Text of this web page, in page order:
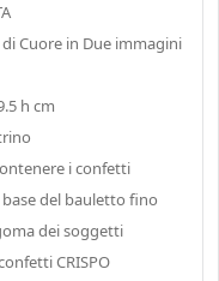
Cuore in Due immagini
h cm
i confetti
del bauletto fino
dei soggetti
CRISPO